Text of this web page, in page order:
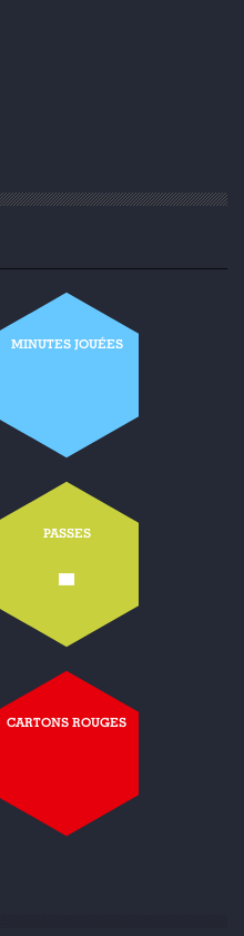
MINUTES JOUÉES
PASSES
-
CARTONS ROUGES